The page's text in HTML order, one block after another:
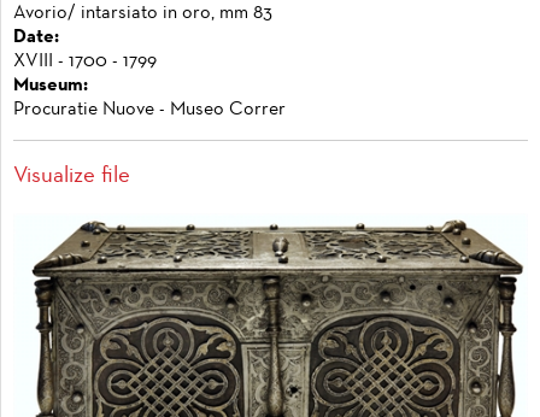
Avorio/ intarsiato in oro, mm 83
Date:
XVIII - 1700 - 1799
Museum:
Procuratie Nuove - Museo Correr
Visualize file